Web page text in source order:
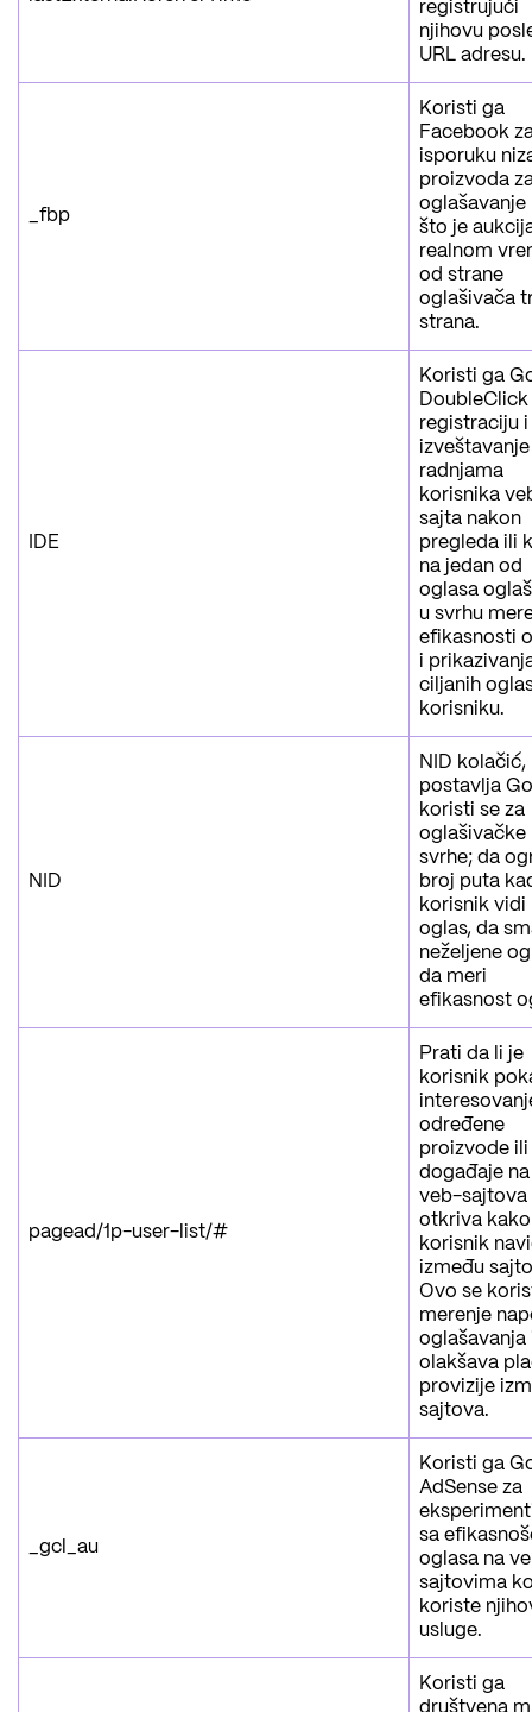
registrujući
njihovu
URL adresu.
_fbp
Koristi ga
Facebook
isporuku
proizvoda
oglašavanje
što je
realnom
od strane
oglašivača
strana.
IDE
Koristi ga
DoubleClick
registraciju i
radnjama
korisnika
sajta nakon
pregleda ili
na jedan od
oglasa
u svrhu
efikasnosti
i
ciljanih
korisniku.
NID
NID kolačić,
postavlja
koristi se za
oglašivačke
svrhe; da
broj puta
korisnik vidi
oglas, da
neželjene
da meri
efikasnost
pagead/1p-user-list/#
Prati da li je
korisnik
određene
proizvode ili
događaje
veb-sajtova
otkriva kako
korisnik
između
Ovo se
merenje
oglašavanja
olakšava
provizije
sajtova.
_gcl_au
Koristi ga
AdSense za
sa
oglasa na
sajtovima
koriste
usluge.
Koristi ga
društvena